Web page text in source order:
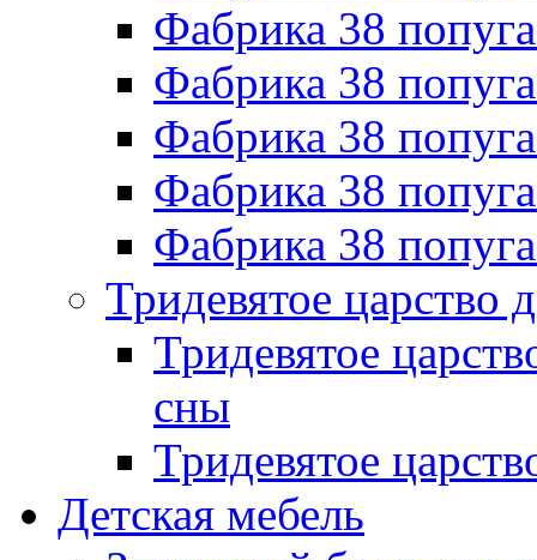
Фабрика 38
Фабрика 38
Фабрика 38
Фабрика 38
Фабрика 38
Тридевятое царство
Тридевятое
сны
Тридевятое
Детская мебель